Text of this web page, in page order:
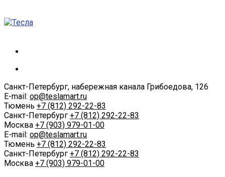
Санкт-Петербург, набережная канала Грибоедова, 126
E-mail: op@teslamart.ru
Тюмень +7 (812) 292-22-83
Санкт-Петербург +7 (812) 292-22-83
Москва +7 (903) 979-01-00
E-mail: op@teslamart.ru
Тюмень +7 (812) 292-22-83
Санкт-Петербург +7 (812) 292-22-83
Москва +7 (903) 979-01-00